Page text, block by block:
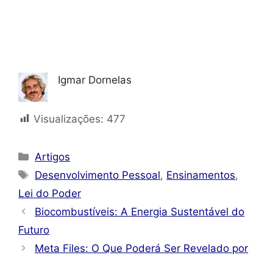
Igmar Dornelas
Visualizações: 477
Categorias
Artigos
Tags
Desenvolvimento Pessoal, Ensinamentos,
Lei do Poder
Biocombustíveis: A Energia Sustentável do
Futuro
Meta Files: O Que Poderá Ser Revelado por